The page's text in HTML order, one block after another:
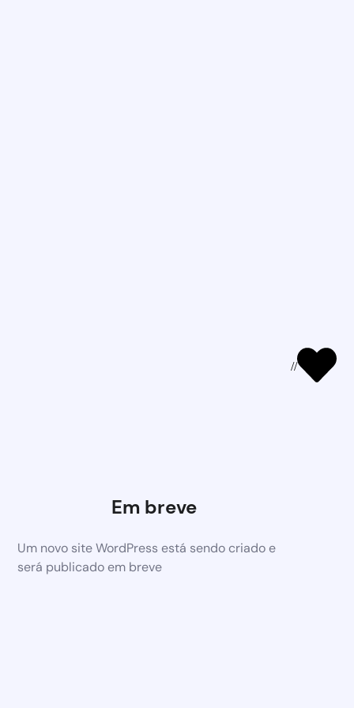
Em breve
Um novo site WordPress está sendo criado e
será publicado em breve
//